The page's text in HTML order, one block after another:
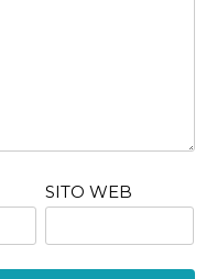
SITO WEB